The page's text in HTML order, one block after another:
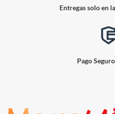
Entregas solo en
Pago